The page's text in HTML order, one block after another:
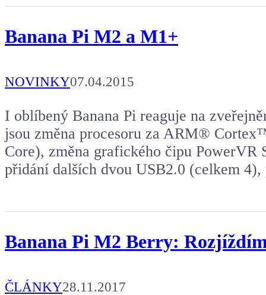
Banana Pi M2 a M1+
NOVINKY07.04.2015
I oblíbený Banana Pi reaguje na
jsou změna procesoru za ARM®
Core), změna grafického čipu
přidání dalších dvou USB2.0 (celkem
Banana Pi M2 Berry:
ČLÁNKY28.11.2017